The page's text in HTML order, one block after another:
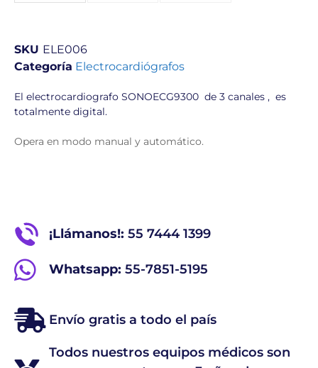
SKU ELE006
Categoría Electrocardiógrafos
El electrocardiografo SONOECG9300 de 3 canales , es
totalmente digital.
Opera en modo manual y automático.
¡Llámanos!: 55 7444 1399
Whatsapp: 55-7851-5195
Envío gratis a todo el país
Todos nuestros equipos médicos son